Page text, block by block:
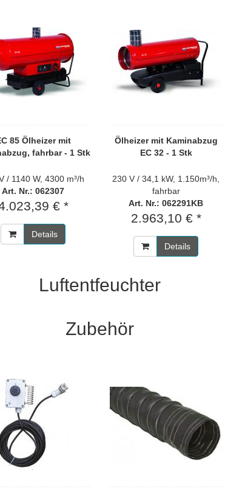
85 Ölheizer mit
fahrbar - 1 Stk
/ 1140 W, 4300 m³/h
Art. Nr.: 062307
€ *
Details
Ölheizer mit Kaminabzug
EC 32 - 1 Stk
230 V / 34,1 kW, 1.150m³/h,
fahrbar
Art. Nr.: 062291KB
2.963,10 € *
Details
Luftentfeuchter
Zubehör